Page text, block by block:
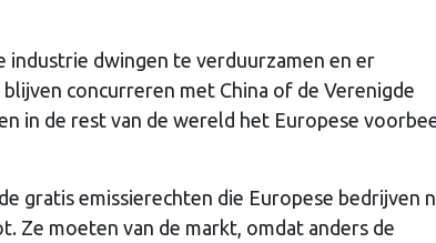
industrie dwingen te verduurzamen en er
concurreren met China of de Verenigde
in de rest van de wereld het Europese
gratis emissierechten die Europese bedrijven
Ze moeten van de markt, omdat anders de